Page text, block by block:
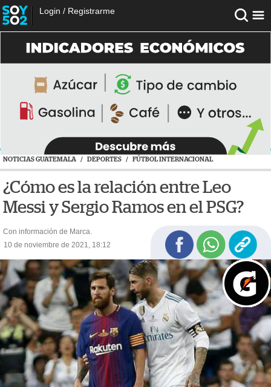
Login / Registrarme
NOTICIAS GUATEMALA / DEPORTES / FÚTBOL INTERNACIONAL
¿Cómo es la relación entre Leo
Messi y Sergio Ramos en el PSG?
Con información de Marca.
10 de noviembre de 2021, 18:12